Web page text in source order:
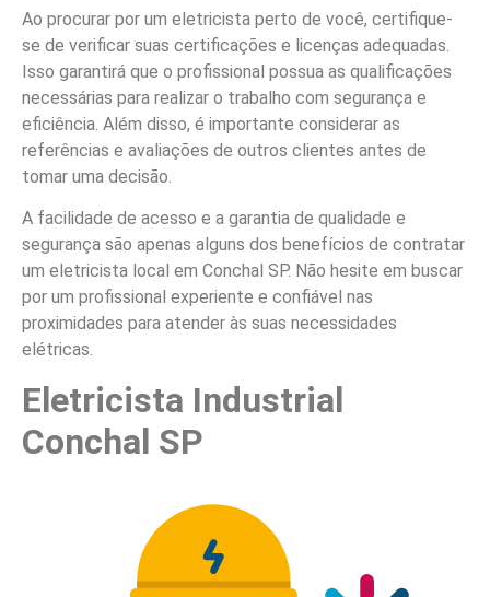
Ao procurar por um eletricista perto de você, certifique-
se de verificar suas certificações e licenças adequadas.
Isso garantirá que o profissional possua as qualificações
necessárias para realizar o trabalho com segurança e
eficiência. Além disso, é importante considerar as
referências e avaliações de outros clientes antes de
tomar uma decisão.
A facilidade de acesso e a garantia de qualidade e
segurança são apenas alguns dos benefícios de contratar
um eletricista local em Conchal SP. Não hesite em buscar
por um profissional experiente e confiável nas
proximidades para atender às suas necessidades
elétricas.
Eletricista Industrial
Conchal SP